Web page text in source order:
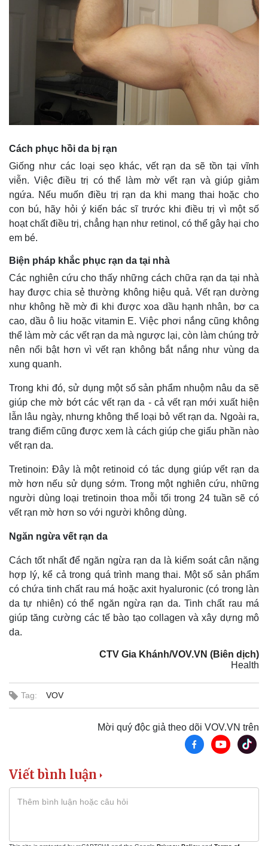
Cuộc sống đó đây
Multimedia
Ảnh
E-Magazine
Infographic
Kinh tế
Bất động sản
Khởi nghiệp
Thị trường
Giá vàng
Chứng khoán
Giá cà phê
Cách phục hồi da bị rạn
Giống như các loại sẹo khác, vết rạn da sẽ tồn tại vĩnh
viễn. Việc điều trị có thể làm mờ vết rạn và giúp giảm
ngứa. Nếu muốn điều trị rạn da khi mang thai hoặc cho
con bú, hãy hỏi ý kiến bác sĩ trước khi điều trị vì một số
hoạt chất điều trị, chẳng hạn như retinol, có thể gây hại cho
em bé.
Biện pháp khắc phục rạn da tại nhà
Các nghiên cứu cho thấy những cách chữa rạn da tại nhà
hay được chia sẻ thường không hiệu quả. Vết rạn dường
như không hề mờ đi khi được xoa dầu hạnh nhân, bơ ca
cao, dầu ô liu hoặc vitamin E. Việc phơi nắng cũng không
thể làm mờ các vết rạn da mà ngược lại, còn làm chúng trở
nên nổi bật hơn vì vết rạn không bắt nắng như vùng da
xung quanh.
Trong khi đó, sử dụng một số sản phẩm nhuộm nâu da sẽ
giúp che mờ bớt các vết rạn da - cả vết rạn mới xuất hiện
lẫn lâu ngày, nhưng không thể loại bỏ vết rạn da. Ngoài ra,
trang điểm cũng được xem là cách giúp che giấu phần nào
vết rạn da.
Tretinoin: Đây là một retinoid có tác dụng giúp vết rạn da
mờ hơn nếu sử dụng sớm. Trong một nghiên cứu, những
người dùng loại tretinoin thoa mỗi tối trong 24 tuần sẽ có
vết rạn mờ hơn so với người không dùng.
Ngăn ngừa vết rạn da
Cách tốt nhất để ngăn ngừa rạn da là kiểm soát cân nặng
hợp lý, kể cả trong quá trình mang thai. Một số sản phẩm
có chứa tinh chất rau má hoặc axit hyaluronic (có trong làn
da tự nhiên) có thể ngăn ngừa rạn da. Tinh chất rau má
giúp tăng cường các tế bào tạo collagen và xây dựng mô
da.
CTV Gia Khánh/VOV.VN (Biên dịch)
Health
Tag: VOV
Mời quý độc giả theo dõi VOV.VN trên
Viết bình luận